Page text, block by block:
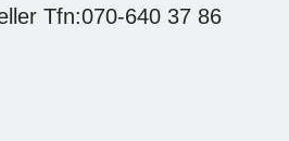
Tfn:070-640 37 86